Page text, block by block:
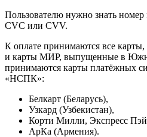
Пользователю нужно знать номер
CVC или CVV.
К оплате принимаются все
и карты МИР, выпущенные в
принимаются карты платёжных
«НСПК»:
Белкарт (Беларусь),
Узкард (Узбекистан),
Корти Милли, Экспресс
АрКа (Армения).